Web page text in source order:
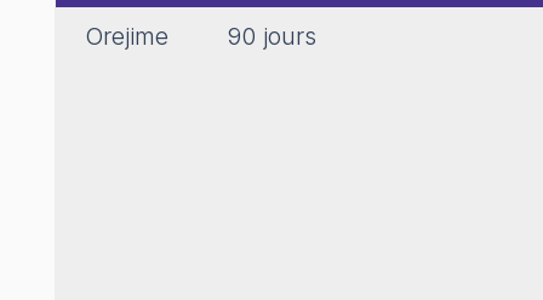
Orejime
90 jours